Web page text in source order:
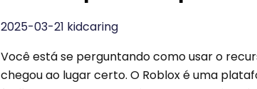
2025-03-21 kidcaring
Você está se perguntando como usar o
chegou ao lugar certo. O Roblox é uma